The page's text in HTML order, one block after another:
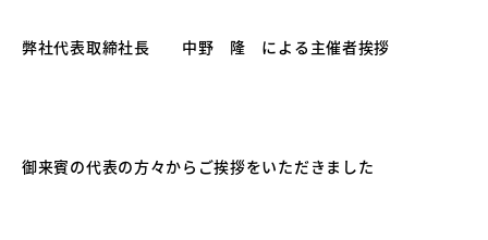
弊社代表取締社長 中野 隆 による主催者挨拶
御来賓の代表の方々からご挨拶をいただきました